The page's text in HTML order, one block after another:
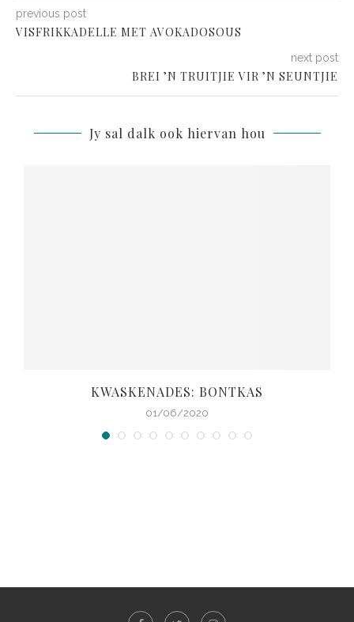
previous post
VISFRIKKADELLE MET AVOKADOSOUS
next post
BREI ’N TRUITJIE VIR ’N SEUNTJIE
Jy sal dalk ook hiervan hou
KWASKENADES: BONTKAS
01/06/2020